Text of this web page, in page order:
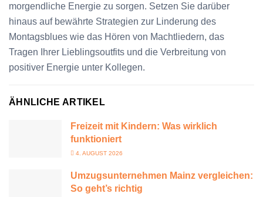
morgendliche Energie zu sorgen. Setzen Sie darüber
hinaus auf bewährte Strategien zur Linderung des
Montagsblues wie das Hören von Machtliedern, das
Tragen Ihrer Lieblingsoutfits und die Verbreitung von
positiver Energie unter Kollegen.
ÄHNLICHE ARTIKEL
Freizeit mit Kindern: Was wirklich
funktioniert
4. AUGUST 2026
Umzugsunternehmen Mainz vergleichen:
So geht’s richtig